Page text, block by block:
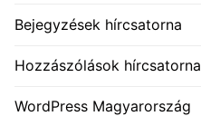
Bejegyzések hírcsatorna
Hozzászólások hírcsatorna
WordPress Magyarország